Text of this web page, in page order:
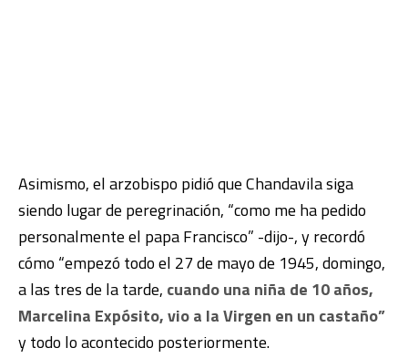
Asimismo, el arzobispo pidió que Chandavila siga
siendo lugar de peregrinación, “como me ha pedido
personalmente el papa Francisco” -dijo-, y recordó
cómo “empezó todo el 27 de mayo de 1945, domingo,
a las tres de la tarde, cuando una niña de 10 años,
Marcelina Expósito, vio a la Virgen en un castaño”
y todo lo acontecido posteriormente.